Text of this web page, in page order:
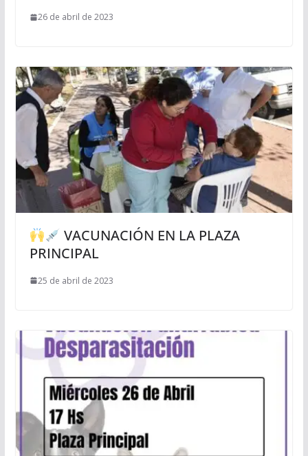
26 de abril de 2023
VACUNACIÓN EN LA PLAZA
PRINCIPAL
25 de abril de 2023